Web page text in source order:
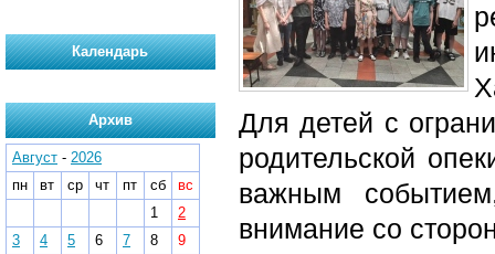
Для детей с
родительской
важным
внимание со
Календарь
Архив
Август - 2026
пн
вт ср чт пт сб
вс
1
2
3
4 5 6 7 8
9